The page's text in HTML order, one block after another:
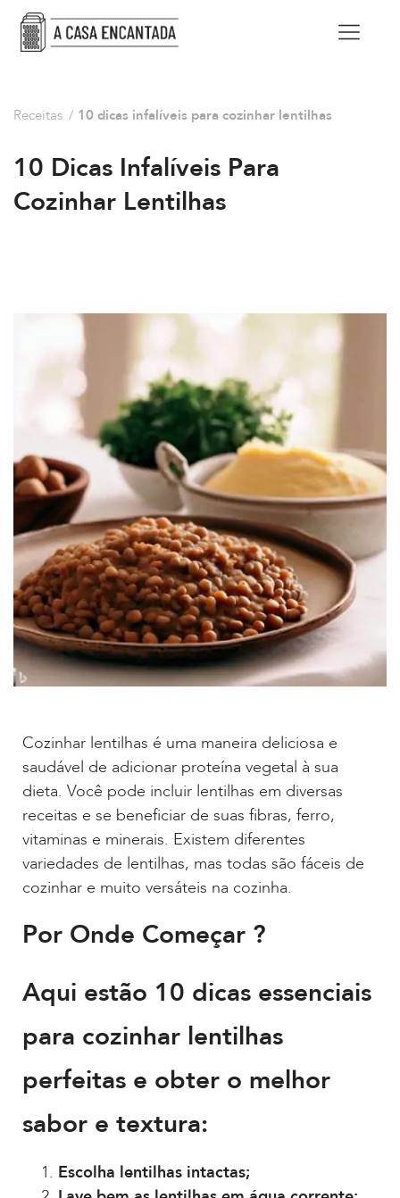
Receitas / 10 dicas infalíveis para cozinhar lentilhas
10 Dicas Infalíveis Para
Cozinhar Lentilhas
Cozinhar lentilhas é uma maneira deliciosa e
saudável de adicionar proteína vegetal à sua
dieta. Você pode incluir lentilhas em diversas
receitas e se beneficiar de suas fibras, ferro,
vitaminas e minerais. Existem diferentes
variedades de lentilhas, mas todas são fáceis de
cozinhar e muito versáteis na cozinha.
Por Onde Começar ?
Aqui estão 10 dicas essenciais
para cozinhar lentilhas
perfeitas e obter o melhor
sabor e textura:
Escolha lentilhas intactas;